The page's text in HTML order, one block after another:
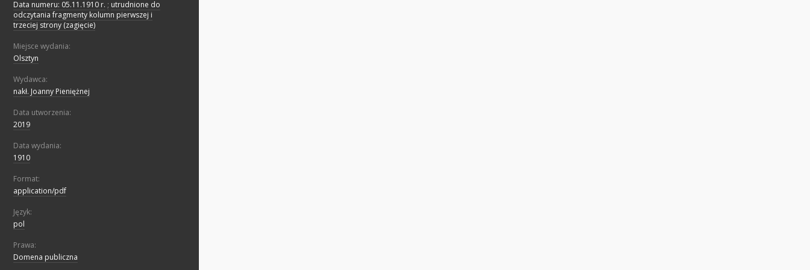
Data numeru: 05.11.1910 r. ; utrudnione do
odczytania fragmenty kolumn pierwszej i
trzeciej strony (zagięcie)
Miejsce wydania:
Olsztyn
Wydawca:
nakł. Joanny Pieniężnej
Data utworzenia:
2019
Data wydania:
1910
Format:
application/pdf
Język:
pol
Prawa:
Domena publiczna